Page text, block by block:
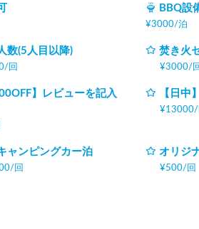
BBQ設
¥3000/泊
数(5人目以降)
/ 回
焚き火
¥3000/
】レビューを記入
【日中
¥13000/
ャンピングカー泊
/ 回
オリジ
¥500/ 回